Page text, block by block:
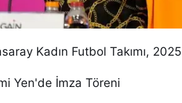
Kadın Futbol Takımı, 2025
Yen'de İmza Töreni